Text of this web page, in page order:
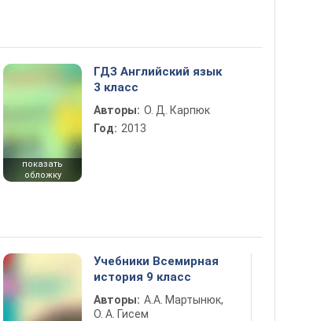
показать
обложку
ГДЗ Английский язык
3 класс
Авторы: О. Д. Карпюк
Год: 2013
Учебники Всемирная
история 9 класс
Авторы: А.А. Мартынюк,
О. А. Гисем